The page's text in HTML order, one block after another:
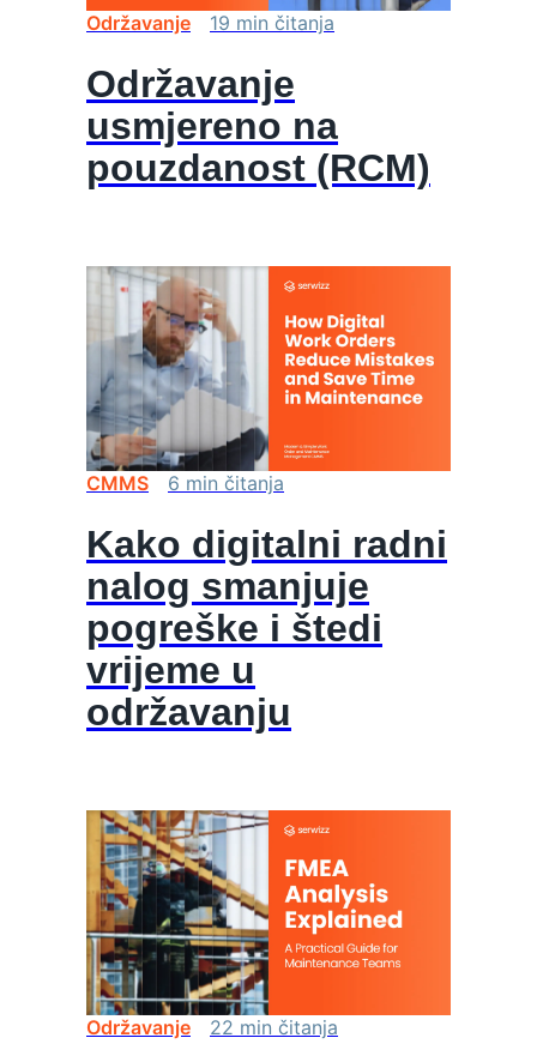
Održavanje 19 min čitanja
Održavanje
usmjereno na
pouzdanost (RCM)
CMMS 6 min čitanja
Kako digitalni radni
nalog smanjuje
pogreške i štedi
vrijeme u
održavanju
Održavanje 22 min čitanja